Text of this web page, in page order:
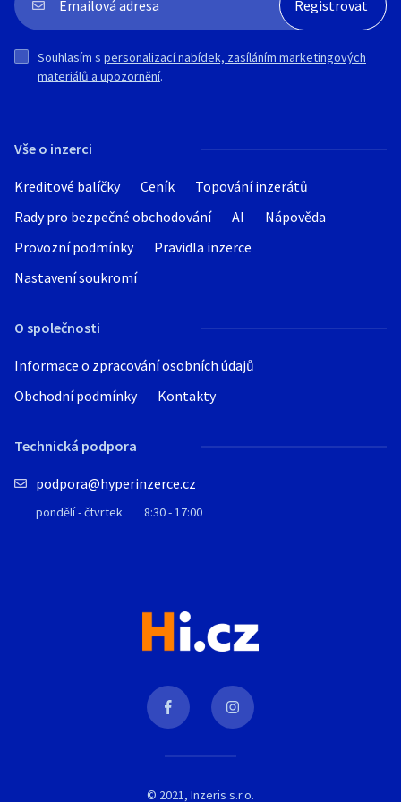
PŘEVODNÍK:
S2,S20=P20 ... ocel, jemné a dokončovací
obrábění
S3,S30=P30 ... ocel, středně těžké
H1,H10=K01 ... litina, jemné a dokončovací
Vše o inzerci
Kreditové balíčky Ceník
Topování inzerátů
Rady pro bezpečné obchodování
AI
Nápověda
Provozní podmínky
Pravidla inzerce
Nastavení soukromí
O společnosti
Informace o zpracování osobních údajů
Obchodní podmínky
Kontakty
Technická podpora
podpora@hyperinzerce.cz
pondělí - čtvrtek 8:30 - 17:00
Souhlasím s personalizací nabídek, zasíláním marketingových
materiálů a upozornění.
© 2021, Inzeris s.r.o.